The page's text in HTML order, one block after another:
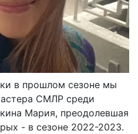
в прошлом сезоне мы
СМЛР среди
Мария, преодолевшая
- в сезоне 2022-2023.